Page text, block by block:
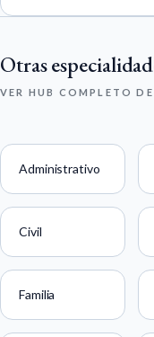
Otras
VER HUB COMPLETO
Administrativo
Civil
Familia